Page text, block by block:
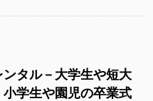
タル－大学生や短大
学生や園児の卒業式